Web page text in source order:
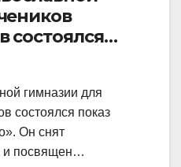
состоялся
гимназии для
состоялся показ
Он снят
и посвящен…